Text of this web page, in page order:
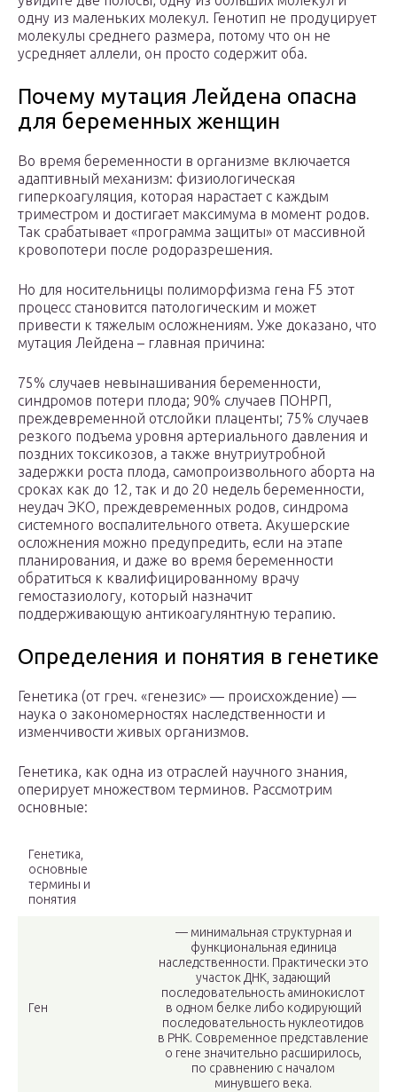
одну из маленьких молекул. Генотип не продуцирует
молекулы среднего размера, потому что он не
усредняет аллели, он просто содержит оба.
Почему мутация Лейдена опасна
для беременных женщин
Во время беременности в организме включается
адаптивный механизм: физиологическая
гиперкоагуляция, которая нарастает с каждым
триместром и достигает максимума в момент родов.
Так срабатывает «программа защиты» от массивной
кровопотери после родоразрешения.
Но для носительницы полиморфизма гена F5 этот
процесс становится патологическим и может
привести к тяжелым осложнениям. Уже доказано, что
мутация Лейдена – главная причина:
75% случаев невынашивания беременности,
синдромов потери плода; 90% случаев ПОНРП,
преждевременной отслойки плаценты; 75% случаев
резкого подъема уровня артериального давления и
поздних токсикозов, а также внутриутробной
задержки роста плода, самопроизвольного аборта на
сроках как до 12, так и до 20 недель беременности,
неудач ЭКО, преждевременных родов, синдрома
системного воспалительного ответа. Акушерские
осложнения можно предупредить, если на этапе
планирования, и даже во время беременности
обратиться к квалифицированному врачу
гемостазиологу, который назначит
поддерживающую антикоагулянтную терапию.
Определения и понятия в генетике
Генетика (от греч. «генезис» — происхождение) —
наука о закономерностях наследственности и
изменчивости живых организмов.
Генетика, как одна из отраслей научного знания,
оперирует множеством терминов. Рассмотрим
основные:
Генетика,
основные
термины и
понятия
Ген
— минимальная структурная и
функциональная единица
наследственности. Практически это
участок ДНК, задающий
последовательность аминокислот
в одном белке либо кодирующий
последовательность нуклеотидов
в РНК. Современное представление
о гене значительно расширилось,
по сравнению с началом
минувшего века.